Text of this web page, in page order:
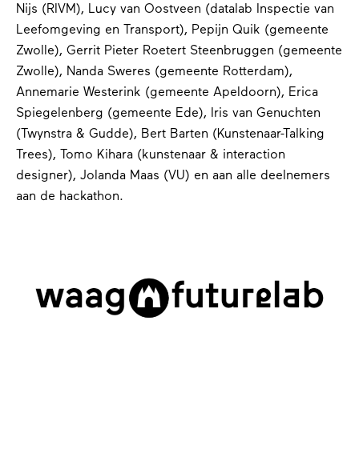
Nijs (RIVM), Lucy van Oostveen (datalab Inspectie van
Leefomgeving en Transport), Pepijn Quik (gemeente
Zwolle), Gerrit Pieter Roetert Steenbruggen (gemeente
Zwolle), Nanda Sweres (gemeente Rotterdam),
Annemarie Westerink (gemeente Apeldoorn), Erica
Spiegelenberg (gemeente Ede), Iris van Genuchten
(Twynstra & Gudde), Bert Barten (Kunstenaar-Talking
Trees), Tomo Kihara (kunstenaar & interaction
designer), Jolanda Maas (VU) en aan alle deelnemers
aan de hackathon.